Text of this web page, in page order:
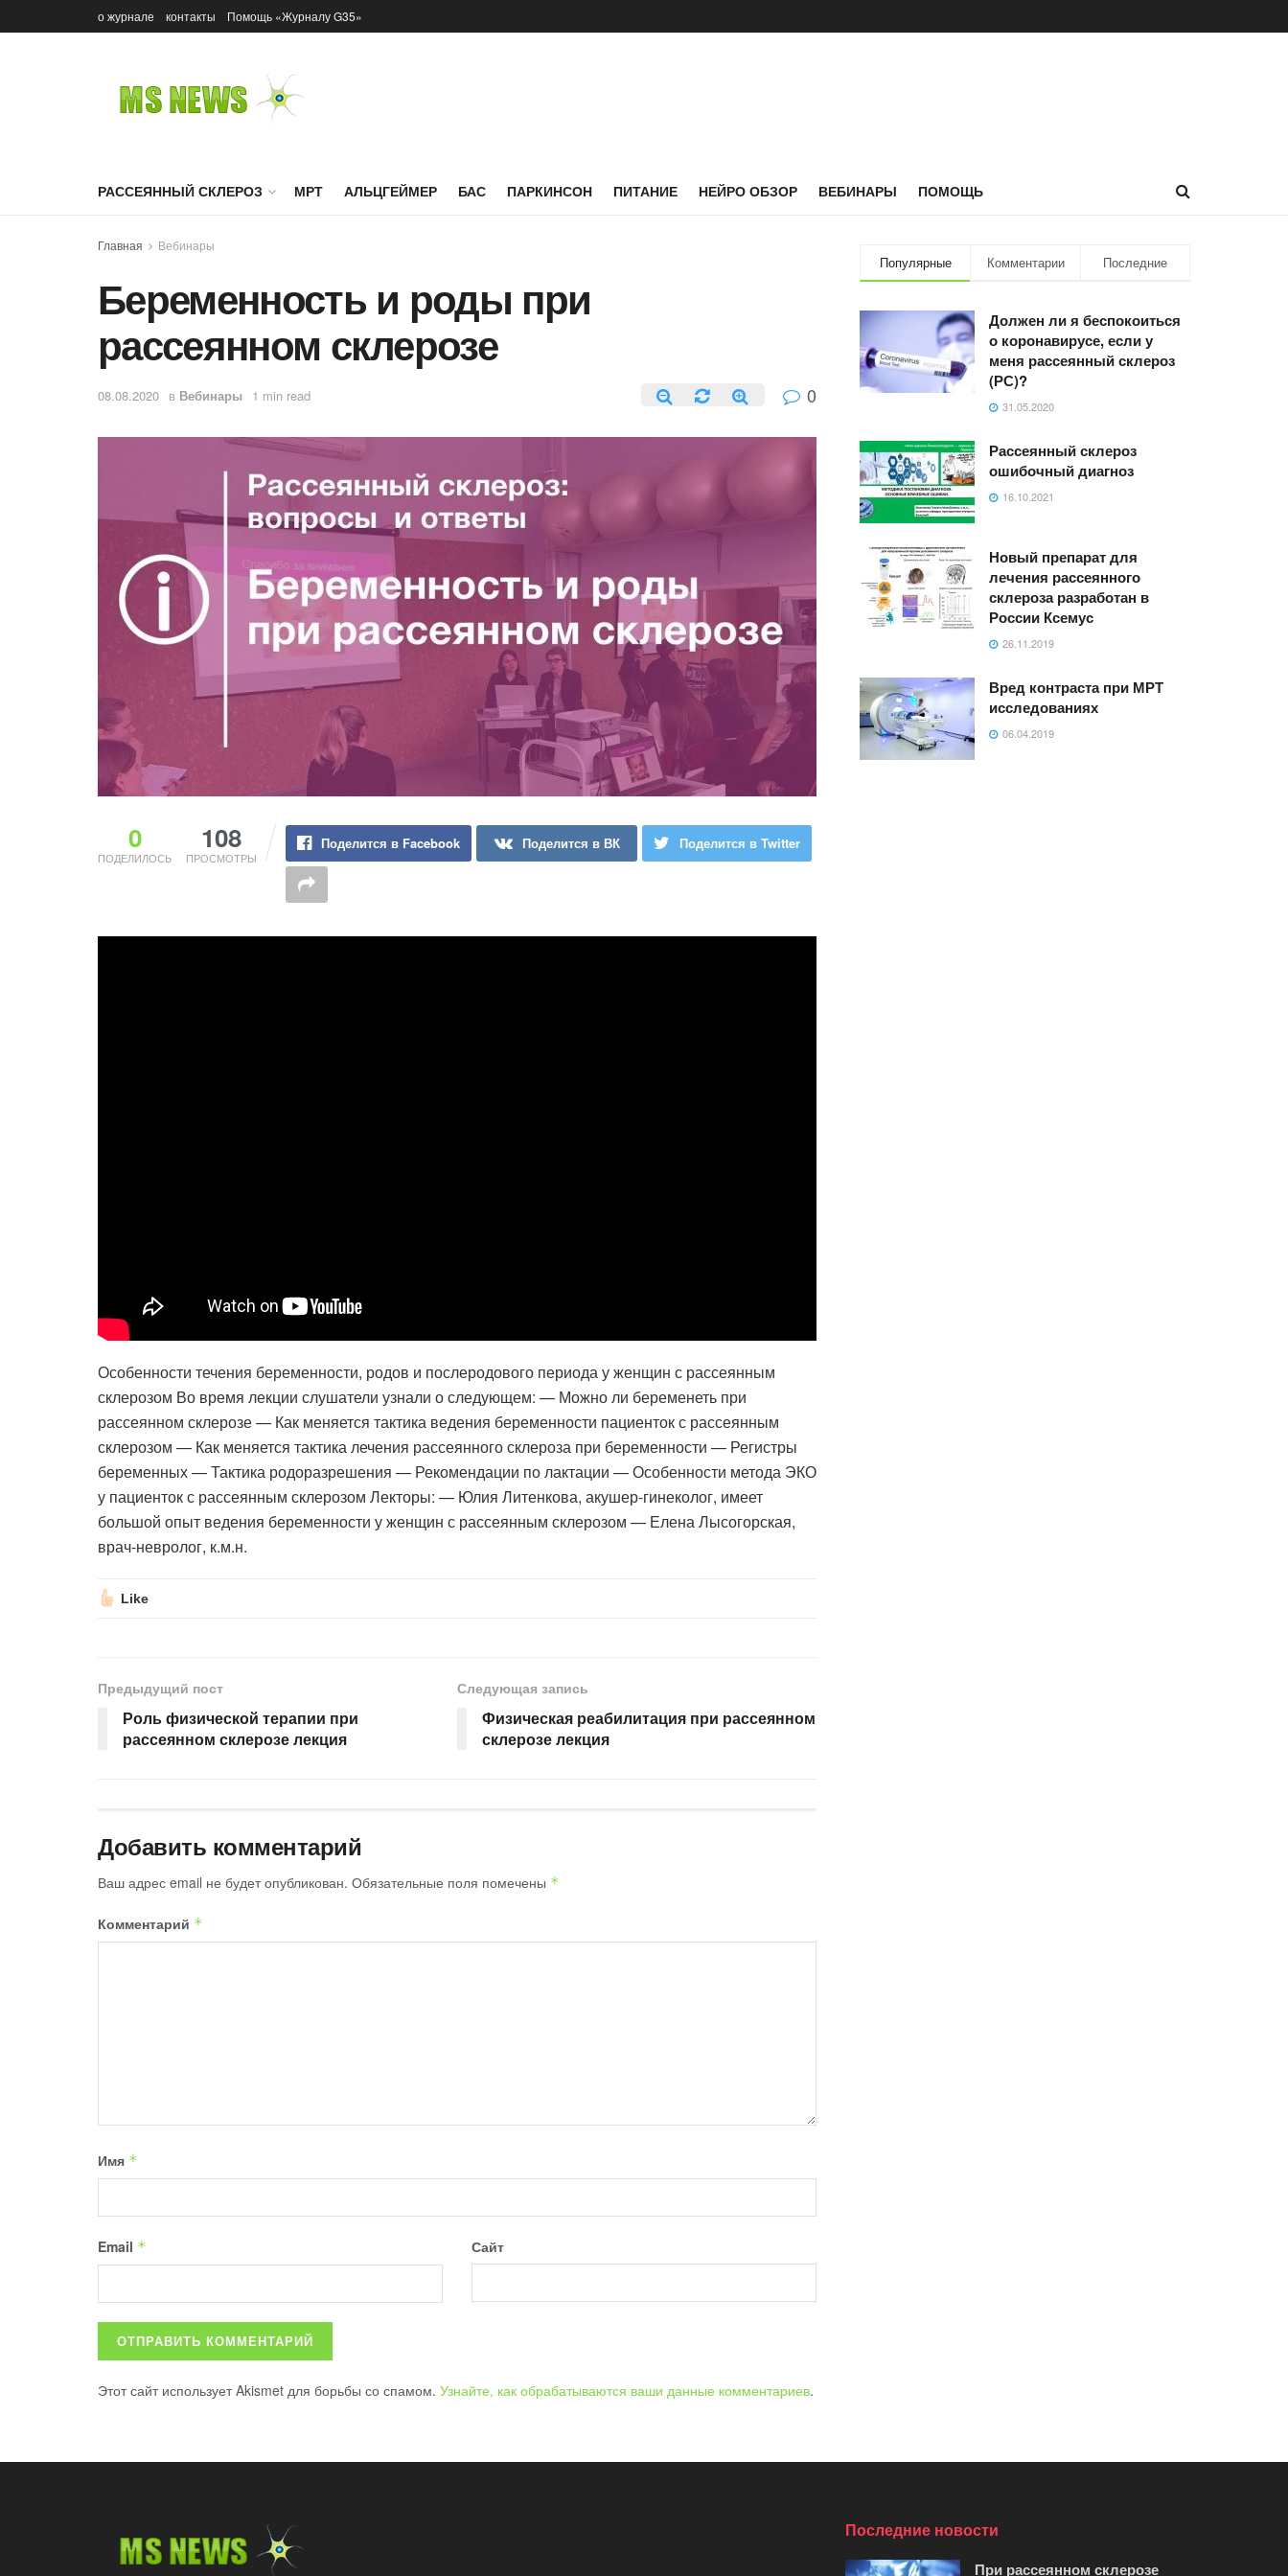
о журнале контакты Помощь «Журналу G35»
РАССЕЯННЫЙ СКЛЕРОЗ МРТ АЛЬЦГЕЙМЕР БАС ПАРКИНСОН ПИТАНИЕ НЕЙРО ОБЗОР ВЕБИНАРЫ ПОМОЩЬ
Главная Вебинары
Беременность и роды при
рассеянном склерозе
08.08.2020 в Вебинары 1 min read 0
0
ПОДЕЛИЛОСЬ
108
ПРОСМОТРЫ
Поделится в Facebook Поделится в ВК Поделится в Twitter
Особенности течения беременности, родов и послеродового периода у женщин с рассеянным
склерозом Во время лекции слушатели узнали о следующем: — Можно ли беременеть при
рассеянном склерозе — Как меняется тактика ведения беременности пациенток с рассеянным
склерозом — Как меняется тактика лечения рассеянного склероза при беременности — Регистры
беременных — Тактика родоразрешения — Рекомендации по лактации — Особенности метода ЭКО
у пациенток с рассеянным склерозом Лекторы: — Юлия Литенкова, акушер-гинеколог, имеет
большой опыт ведения беременности у женщин с рассеянным склерозом — Елена Лысогорская,
врач-невролог, к.м.н.
Like
Предыдущий пост
Роль физической терапии при
рассеянном склерозе лекция
Следующая запись
Физическая реабилитация при рассеянном
склерозе лекция
Добавить комментарий
Ваш адрес email не будет опубликован. Обязательные поля помечены *
Комментарий *
Имя *
Email * Сайт
Этот сайт использует Akismet для борьбы со спамом. Узнайте, как обрабатываются ваши данные комментариев.
Популярные Комментарии Последние
Должен ли я беспокоиться
о коронавирусе, если у
меня рассеянный склероз
(РС)?
31.05.2020
Рассеянный склероз
ошибочный диагноз
16.10.2021
Новый препарат для
лечения рассеянного
склероза разработан в
России Ксемус
26.11.2019
Вред контраста при МРТ
исследованиях
06.04.2019
Последние новости
При рассеянном склерозе